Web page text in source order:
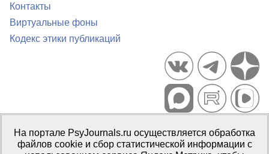
Контакты
Виртуальные фоны
Кодекс этики публикаций
Портал психологических изданий PsyJournals.ru, 2007–2026
Правила использования материалов
На портале PsyJournals.ru осуществляется обработка
файлов cookie и сбор статистической информации с